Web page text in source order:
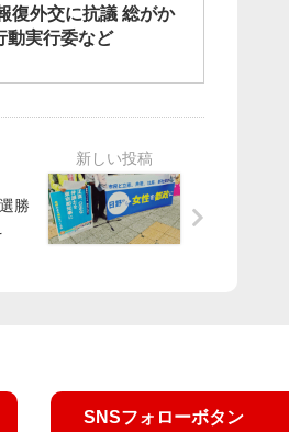
復外交に抗議 総がか
動実行委など
勝
SNSフォローボタン